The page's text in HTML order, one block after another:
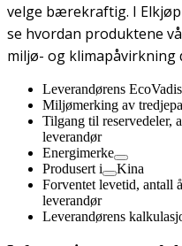
velge bærekraftig. I
se hvordan produktene
miljø- og klimapåvirkning
Leverandørens
Miljømerking av
Tilgang til reservedeler,
leverandør
Energimerke
Produsert i
Kina
Forventet levetid, antall
leverandør
Leverandørens